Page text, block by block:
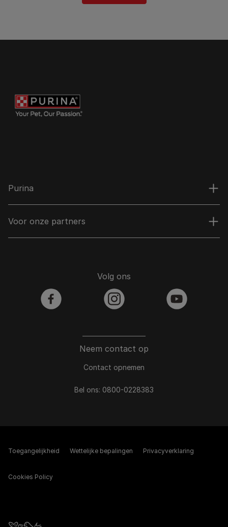
Purina
Voor onze partners
Neem contact op
Contact opnemen
Bel ons: 0800-0228383
Volg ons
facebook instagram youtube
Toegangelijkheid Wettelijke bepalingen​ Privacyverklaring
Cookies Policy